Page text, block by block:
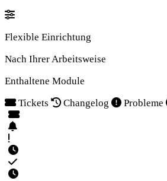
Flexible Einrichtung
Nach Ihrer Arbeitsweise
Enthaltene Module
Tickets
Changelog Probleme